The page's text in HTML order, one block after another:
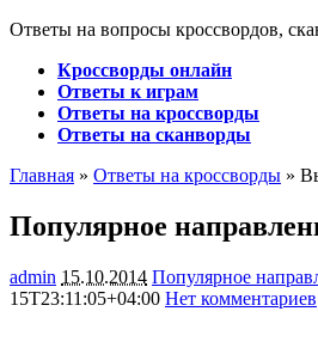
Ответы на вопросы кроссвордов,
Кроссворды онлайн
Ответы к играм
Ответы на кроссворды
Ответы на сканворды
Главная » Ответы на кроссворды »
Популярное
admin 15.10.2014 Популярное
15T23:11:05+04:00 Нет комментариев